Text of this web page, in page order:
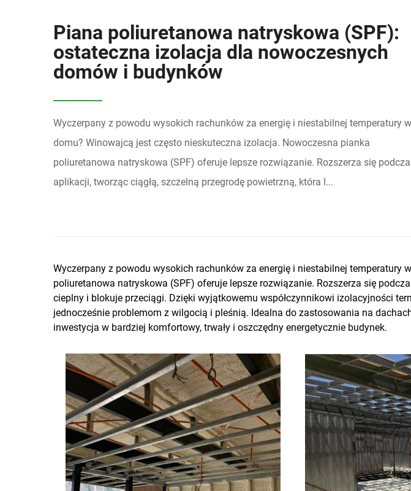
Piana poliuretanowa natryskowa (SPF):
ostateczna izolacja dla nowoczesnych
domów i budynków
Wyczerpany z powodu wysokich rachunków za energię i niestabilnej temperatury w
domu? Winowajcą jest często nieskuteczna izolacja. Nowoczesna pianka
poliuretanowa natryskowa (SPF) oferuje lepsze rozwiązanie. Rozszerza się
aplikacji, tworząc ciągłą, szczelną przegrodę powietrzną, która l...
Wyczerpany z powodu wysokich rachunków za energię i niestabilnej
poliuretanowa natryskowa (SPF) oferuje lepsze rozwiązanie. Rozszerza się
cieplny i blokuje przeciągi. Dzięki wyjątkowemu współczynnikowi izolacyjności
jednocześnie problemom z wilgocią i pleśnią. Idealna do zastosowania na
inwestycja w bardziej komfortowy, trwały i oszczędny energetycznie budynek.